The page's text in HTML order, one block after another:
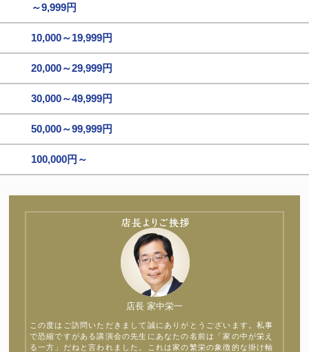
～9,999円
10,000～19,999円
20,000～29,999円
30,000～49,999円
50,000～99,999円
100,000円～
店長 家中栄一
この度はご訪問いただきまして誠にありがとうございます。私事
で恐縮ですがある講演会の先生にあなたの名前は「家の中が栄え
る一方」だねと言われました。これは家の繁栄の象徴的な掛け軸